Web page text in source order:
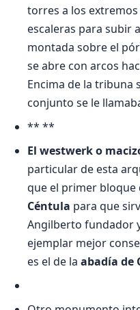
torres a los
escaleras para subir
montada sobre el
se abre con arcos
Encima de la tribuna
conjunto se le
** **
El westwerk o
particular de esta
que el primer bloque
Céntula para que
Angilberto fundador
ejemplar mejor
es el de la abadía de